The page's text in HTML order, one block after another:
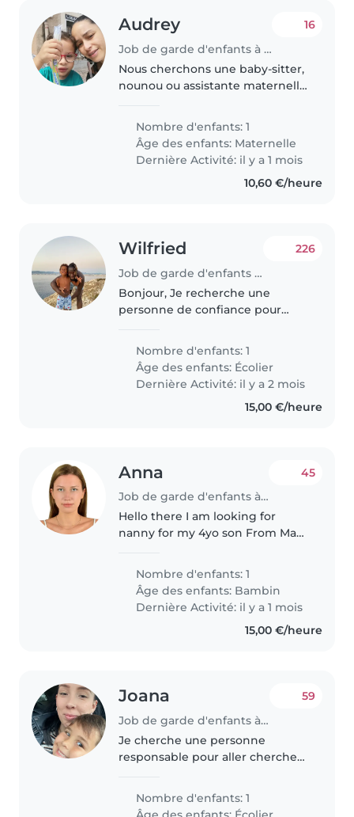
Audrey
Job de garde d'enfants à Thézan-lès-Béziers
16
Nous cherchons une baby-sitter,
nounou ou assistante maternelle
de 5 ans, plein(e) d'énergie,
curieux(se) et affectueux(se).
Nous sommes une famille..
Nombre d'enfants: 1
Âge des enfants: Maternelle
Dernière Activité: il y a 1 mois
10,60 €/heure
Wilfried
Job de garde d'enfants à Marseille
226
Bonjour, Je recherche une
personne de confiance pour
Missions : • Surveillance le matin •
Préparer le petit-déjeuner..
Nombre d'enfants: 1
Âge des enfants: Écolier
Dernière Activité: il y a 2 mois
15,00 €/heure
Anna
Job de garde d'enfants à Cannes
45
Hello there I am looking for
nanny for my 4yo son From May
Energetic Creative Intelligent
Polite With good English
Nombre d'enfants: 1
Âge des enfants: Bambin
Dernière Activité: il y a 1 mois
15,00 €/heure
Joana
Job de garde d'enfants à Thionville
59
Je cherche une personne
responsable pour aller chercher
déjeuner et le ramener à l'école
après la pause de midi. J'aurais
Nombre d'enfants: 1